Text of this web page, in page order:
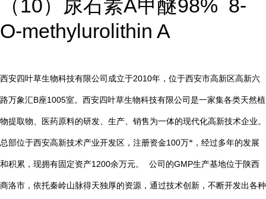
（10）尿石素A甲醚98% 8-
O-methylurolithin A
西安四叶草生物科技有限公司成立于2010年，位于西安市高新区高新六
路万象汇B座1005室。西安四叶草生物科技有限公司是一家集各类天然植
物提取物、医药原料的研发、生产、销售为一体的现代化高新技术企业。
总部位于西安高新技术产业开发区，注册资金100万*，经过多年的发展
和积累，现拥有固定资产1200余万元。 公司的GMP生产基地位于陕西
商洛市，依托秦岭山脉得天独厚的资源，通过技术创新，不断开发出各种